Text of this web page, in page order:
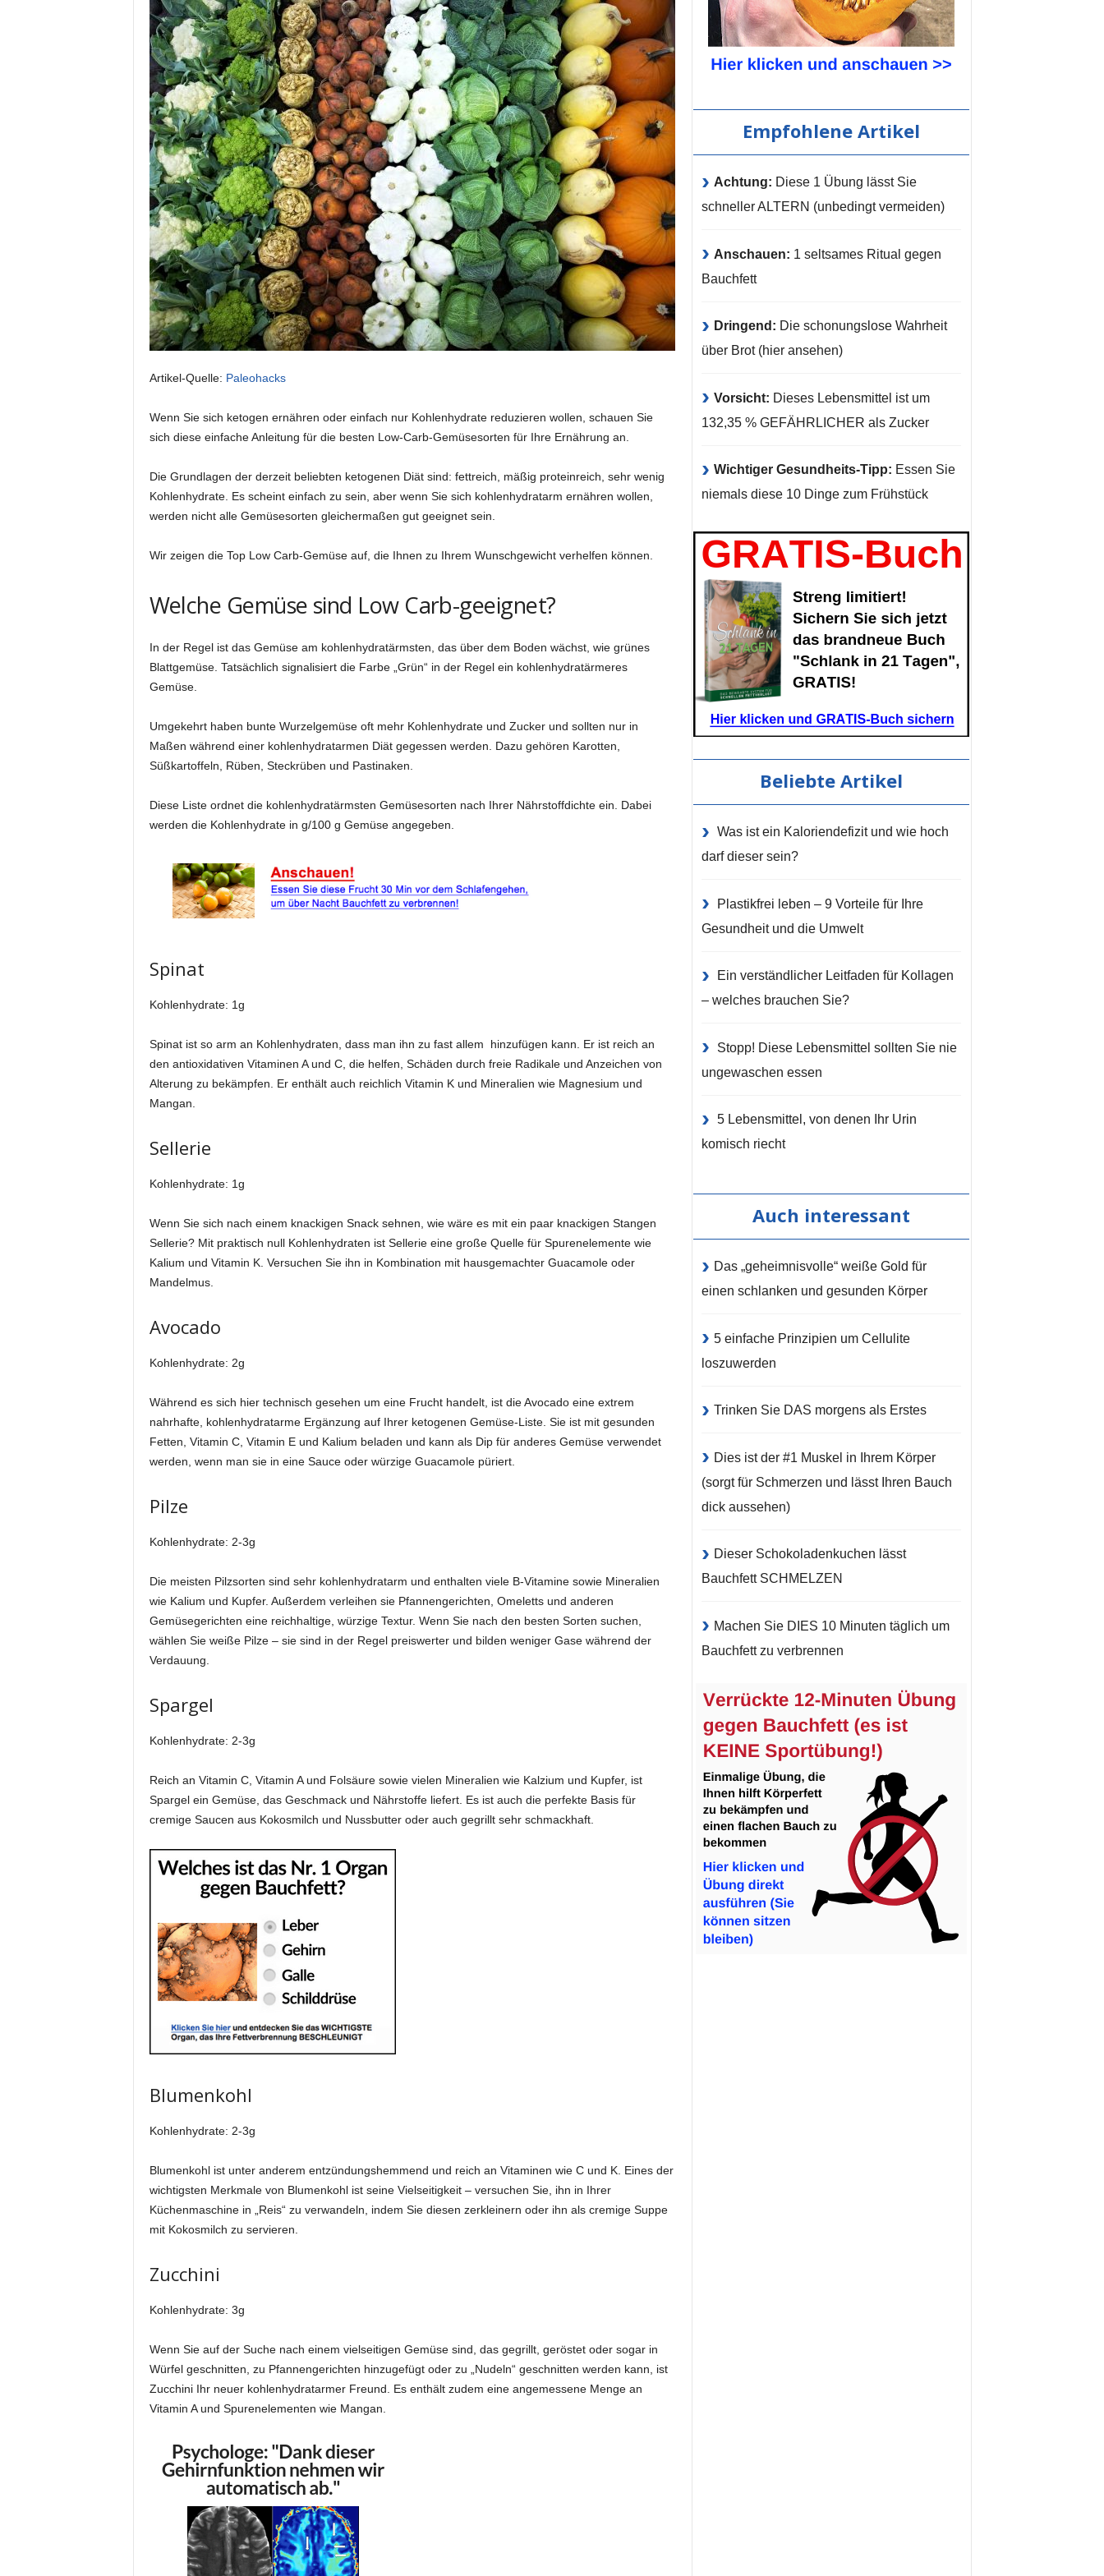
Artikel-Quelle: Paleohacks
Wenn Sie sich ketogen ernähren oder einfach nur Kohlenhydrate reduzieren wollen, schauen Sie
sich diese einfache Anleitung für die besten Low-Carb-Gemüsesorten für Ihre Ernährung an.
Die Grundlagen der derzeit beliebten ketogenen Diät sind: fettreich, mäßig proteinreich, sehr wenig
Kohlenhydrate. Es scheint einfach zu sein, aber wenn Sie sich kohlenhydratarm ernähren wollen,
werden nicht alle Gemüsesorten gleichermaßen gut geeignet sein.
Wir zeigen die Top Low Carb-Gemüse auf, die Ihnen zu Ihrem Wunschgewicht verhelfen können.
Welche Gemüse sind Low Carb-geeignet?
In der Regel ist das Gemüse am kohlenhydratärmsten, das über dem Boden wächst, wie grünes
Blattgemüse. Tatsächlich signalisiert die Farbe „Grün“ in der Regel ein kohlenhydratärmeres
Gemüse.
Umgekehrt haben bunte Wurzelgemüse oft mehr Kohlenhydrate und Zucker und sollten nur in
Maßen während einer kohlenhydratarmen Diät gegessen werden. Dazu gehören Karotten,
Süßkartoffeln, Rüben, Steckrüben und Pastinaken.
Diese Liste ordnet die kohlenhydratärmsten Gemüsesorten nach Ihrer Nährstoffdichte ein. Dabei
werden die Kohlenhydrate in g/100 g Gemüse angegeben.
Spinat
Kohlenhydrate: 1g
Spinat ist so arm an Kohlenhydraten, dass man ihn zu fast allem hinzufügen kann. Er ist reich an
den antioxidativen Vitaminen A und C, die helfen, Schäden durch freie Radikale und Anzeichen von
Alterung zu bekämpfen. Er enthält auch reichlich Vitamin K und Mineralien wie Magnesium und
Mangan.
Sellerie
Kohlenhydrate: 1g
Wenn Sie sich nach einem knackigen Snack sehnen, wie wäre es mit ein paar knackigen Stangen
Sellerie? Mit praktisch null Kohlenhydraten ist Sellerie eine große Quelle für Spurenelemente wie
Kalium und Vitamin K. Versuchen Sie ihn in Kombination mit hausgemachter Guacamole oder
Mandelmus.
Avocado
Kohlenhydrate: 2g
Während es sich hier technisch gesehen um eine Frucht handelt, ist die Avocado eine extrem
nahrhafte, kohlenhydratarme Ergänzung auf Ihrer ketogenen Gemüse-Liste. Sie ist mit gesunden
Fetten, Vitamin C, Vitamin E und Kalium beladen und kann als Dip für anderes Gemüse verwendet
werden, wenn man sie in eine Sauce oder würzige Guacamole püriert.
Pilze
Kohlenhydrate: 2-3g
Die meisten Pilzsorten sind sehr kohlenhydratarm und enthalten viele B-Vitamine sowie Mineralien
wie Kalium und Kupfer. Außerdem verleihen sie Pfannengerichten, Omeletts und anderen
Gemüsegerichten eine reichhaltige, würzige Textur. Wenn Sie nach den besten Sorten suchen,
wählen Sie weiße Pilze – sie sind in der Regel preiswerter und bilden weniger Gase während der
Verdauung.
Spargel
Kohlenhydrate: 2-3g
Reich an Vitamin C, Vitamin A und Folsäure sowie vielen Mineralien wie Kalzium und Kupfer, ist
Spargel ein Gemüse, das Geschmack und Nährstoffe liefert. Es ist auch die perfekte Basis für
cremige Saucen aus Kokosmilch und Nussbutter oder auch gegrillt sehr schmackhaft.
Blumenkohl
Kohlenhydrate: 2-3g
Blumenkohl ist unter anderem entzündungshemmend und reich an Vitaminen wie C und K. Eines der
wichtigsten Merkmale von Blumenkohl ist seine Vielseitigkeit – versuchen Sie, ihn in Ihrer
Küchenmaschine in „Reis“ zu verwandeln, indem Sie diesen zerkleinern oder ihn als cremige Suppe
mit Kokosmilch zu servieren.
Zucchini
Kohlenhydrate: 3g
Wenn Sie auf der Suche nach einem vielseitigen Gemüse sind, das gegrillt, geröstet oder sogar in
Würfel geschnitten, zu Pfannengerichten hinzugefügt oder zu „Nudeln“ geschnitten werden kann, ist
Zucchini Ihr neuer kohlenhydratarmer Freund. Es enthält zudem eine angemessene Menge an
Vitamin A und Spurenelementen wie Mangan.
Empfohlene Artikel
Achtung: Diese 1 Übung lässt Sie
schneller ALTERN (unbedingt vermeiden)
Anschauen: 1 seltsames Ritual gegen
Bauchfett
Dringend: Die schonungslose Wahrheit
über Brot (hier ansehen)
Vorsicht: Dieses Lebensmittel ist um
132,35 % GEFÄHRLICHER als Zucker
Wichtiger Gesundheits-Tipp: Essen Sie
niemals diese 10 Dinge zum Frühstück
Beliebte Artikel
Was ist ein Kaloriendefizit und wie hoch
darf dieser sein?
Plastikfrei leben – 9 Vorteile für Ihre
Gesundheit und die Umwelt
Ein verständlicher Leitfaden für Kollagen
– welches brauchen Sie?
Stopp! Diese Lebensmittel sollten Sie nie
ungewaschen essen
5 Lebensmittel, von denen Ihr Urin
komisch riecht
Auch interessant
Das „geheimnisvolle“ weiße Gold für
einen schlanken und gesunden Körper
5 einfache Prinzipien um Cellulite
loszuwerden
Trinken Sie DAS morgens als Erstes
Dies ist der #1 Muskel in Ihrem Körper
(sorgt für Schmerzen und lässt Ihren Bauch
dick aussehen)
Dieser Schokoladenkuchen lässt
Bauchfett SCHMELZEN
Machen Sie DIES 10 Minuten täglich um
Bauchfett zu verbrennen